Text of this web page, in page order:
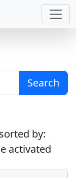
Search
by:
activated